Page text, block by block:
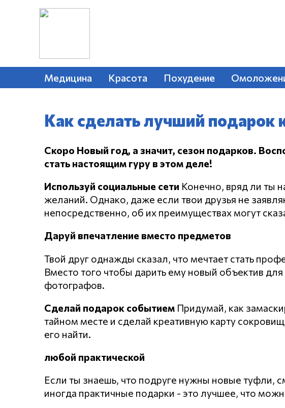
Медицина Красота Похудение
Как сделать лучший подарок
Скоро Новый год, а значит, сезон подарков.
стать настоящим гуру в этом деле!
Используй социальные сети Конечно, вряд ли ты
желаний. Однако, даже если твои друзья не
непосредственно, об их преимуществах могут
Даруй впечатление вместо предметов
Твой друг однажды сказал, что мечтает стать
Вместо того чтобы дарить ему новый объектив
фотографов.
Сделай подарок событием Придумай, как
тайном месте и сделай креативную карту
его найти.
любой практической
Если ты знаешь, что подруге нужны новые туфли,
иногда практичные подарки - это лучшее, что